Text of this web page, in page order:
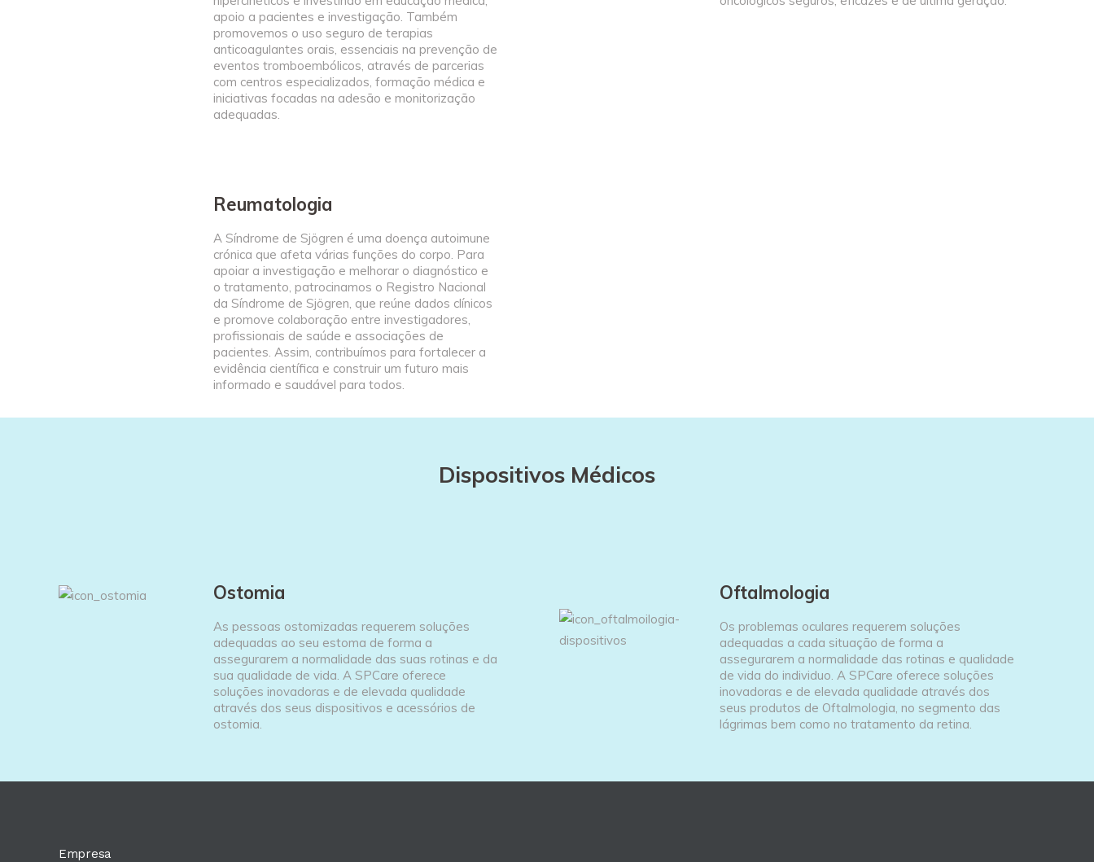
apoio a pacientes e investigação. Também
promovemos o uso seguro de terapias
anticoagulantes orais, essenciais na prevenção de
eventos tromboembólicos, através de parcerias
com centros especializados, formação médica e
iniciativas focadas na adesão e monitorização
adequadas.
Reumatologia
A Síndrome de Sjögren é uma doença autoimune
crónica que afeta várias funções do corpo. Para
apoiar a investigação e melhorar o diagnóstico e
o tratamento, patrocinamos o Registro Nacional
da Síndrome de Sjögren, que reúne dados clínicos
e promove colaboração entre investigadores,
profissionais de saúde e associações de
pacientes. Assim, contribuímos para fortalecer a
evidência científica e construir um futuro mais
informado e saudável para todos.
Dispositivos Médicos
Ostomia
As pessoas ostomizadas requerem soluções
adequadas ao seu estoma de forma a
assegurarem a normalidade das suas rotinas e da
sua qualidade de vida. A SPCare oferece
soluções inovadoras e de elevada qualidade
através dos seus dispositivos e acessórios de
ostomia.
Oftalmologia
Os problemas oculares requerem soluções
adequadas a cada situação de forma a
assegurarem a normalidade das rotinas e qualidade
de vida do individuo. A SPCare oferece soluções
inovadoras e de elevada qualidade através dos
seus produtos de Oftalmologia, no segmento das
lágrimas bem como no tratamento da retina.
Empresa